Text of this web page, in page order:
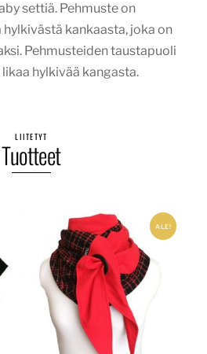
settiä. Pehmuste on
kankaasta, joka on
Pehmusteiden taustapuoli
hylkivää kangasta.
LIITETYT
Tuotteet
ALE!